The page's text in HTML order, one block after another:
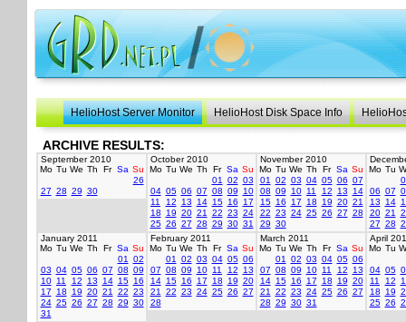
HelioHost Server Monitor HelioHost Disk Space Info
ARCHIVE RESULTS:
September 2010
Mo Tu We Th Fr Sa Su
26
27 28 29 30
October 2010
Mo Tu We Th Fr Sa Su
01
02 03
04 05 06 07 08 09
10
11
12 13 14 15 16
17
18
19 20 21 22 23 24
25 26 27 28 29 30 31
November 2010
Mo Tu We Th Fr Sa Su
01
02 03 04 05 06 07
08 09 10 11 12 13
14
15 16 17 18 19 20 21
22 23 24 25 26 27 28
29 30
Mo Tu
06 07
13
14
20 21
27 28
January 2011
Mo Tu We Th Fr Sa Su
01
02
03 04 05 06 07 08 09
10 11 12 13 14 15 16
17
18 19 20 21 22 23
24 25 26 27 28 29 30
31
February 2011
Mo Tu We Th Fr Sa Su
01
02 03 04 05 06
07 08 09 10 11 12
13
14 15 16 17 18 19 20
21
22 23 24 25 26 27
28
March 2011
Mo Tu We Th Fr Sa Su
01
02 03 04 05 06
07 08 09 10 11 12
13
14 15 16 17 18 19 20
21
22 23 24 25 26 27
28 29 30 31
April
Mo Tu
04 05
11
12
18
19
25 26